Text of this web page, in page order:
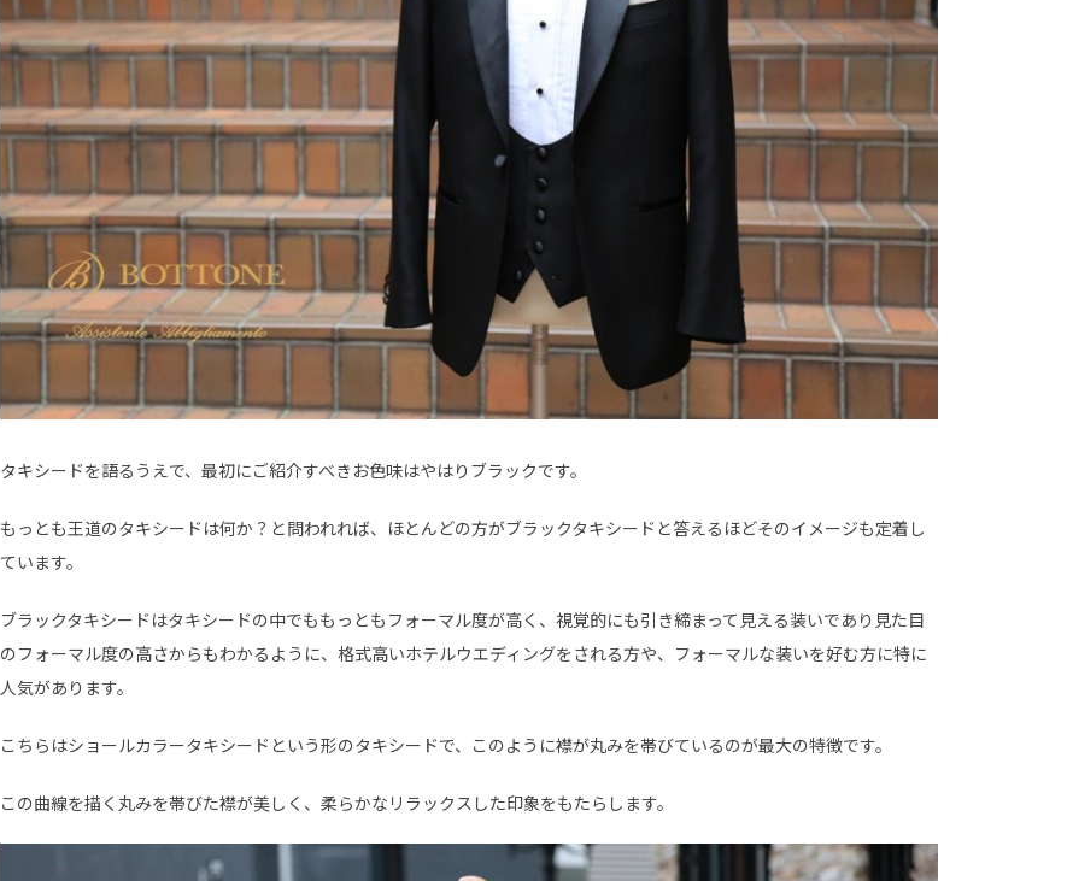
タキシードを語るうえで、最初にご紹介すべきお色味はやはりブラックです。
もっとも王道のタキシードは何か？と問われれば、ほとんどの方がブラックタキシードと答えるほどそのイメージも定着し
ています。
ブラックタキシードはタキシードの中でももっともフォーマル度が高く、視覚的にも引き締まって見える装いであり見た目
のフォーマル度の高さからもわかるように、格式高いホテルウエディングをされる方や、フォーマルな装いを好む方に特に
人気があります。
こちらはショールカラータキシードという形のタキシードで、このように襟が丸みを帯びているのが最大の特徴です。
この曲線を描く丸みを帯びた襟が美しく、柔らかなリラックスした印象をもたらします。